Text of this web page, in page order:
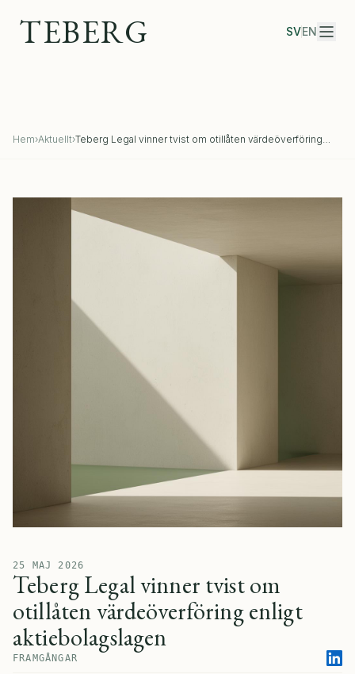
TEBERG SVEN
Hem›Aktuellt›Teberg Legal vinner tvist om otillåten värdeöverföring
25 MAJ 2026
Teberg Legal vinner tvist om
otillåten värdeöverföring enligt
aktiebolagslagen
FRAMGÅNGAR